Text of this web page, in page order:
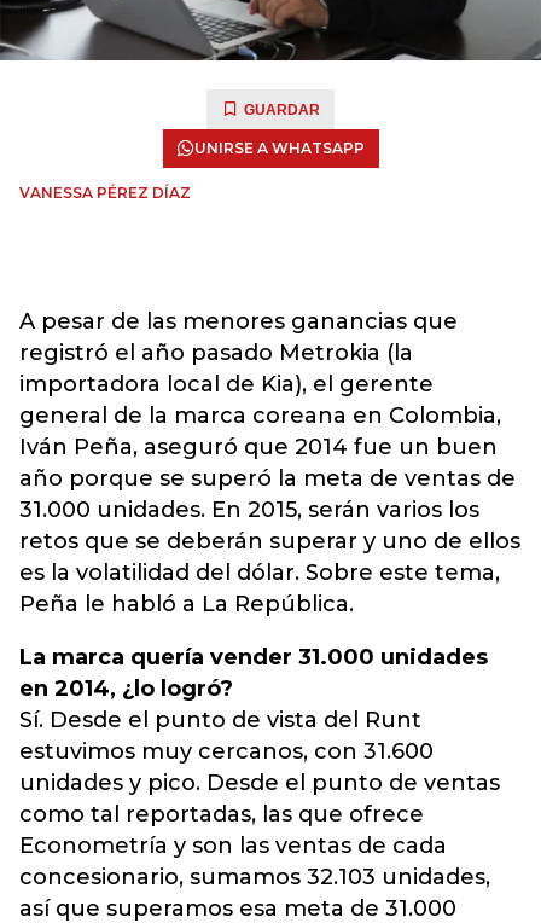
GUARDAR
UNIRSE A WHATSAPP
VANESSA PÉREZ DÍAZ
A pesar de las menores ganancias que
registró el año pasado Metrokia (la
importadora local de Kia), el gerente
general de la marca coreana en Colombia,
Iván Peña, aseguró que 2014 fue un buen
año porque se superó la meta de ventas de
31.000 unidades. En 2015, serán varios los
retos que se deberán superar y uno de ellos
es la volatilidad del dólar. Sobre este tema,
Peña le habló a La República.
La marca quería vender 31.000 unidades
en 2014, ¿lo logró?
Sí. Desde el punto de vista del Runt
estuvimos muy cercanos, con 31.600
unidades y pico. Desde el punto de ventas
como tal reportadas, las que ofrece
Econometría y son las ventas de cada
concesionario, sumamos 32.103 unidades,
así que superamos esa meta de 31.000